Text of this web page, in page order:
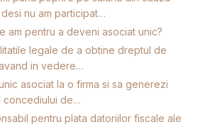
nu am participat…
am pentru a deveni asociat unic?
legale de a obtine dreptul de
in vedere…
asociat la o firma si sa generezi
concediului de…
pentru plata datoriilor fiscale ale